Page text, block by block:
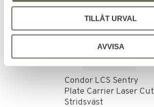
TILLÅT URVAL
AVVISA
Add to favorites
Condor LCS Sentry
Plate Carrier Laser Cut
Stridsväst